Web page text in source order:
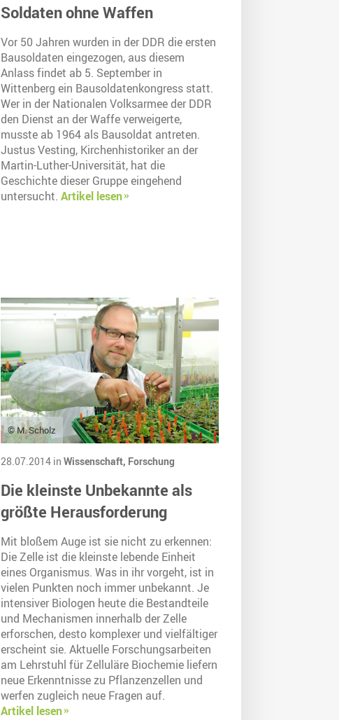
Soldaten ohne Waffen
Vor 50 Jahren wurden in der DDR die ersten
Bausoldaten eingezogen, aus diesem
Anlass findet ab 5. September in
Wittenberg ein Bausoldatenkongress statt.
Wer in der Nationalen Volksarmee der DDR
den Dienst an der Waffe verweigerte,
musste ab 1964 als Bausoldat antreten.
Justus Vesting, Kirchenhistoriker an der
Martin-Luther-Universität, hat die
Geschichte dieser Gruppe eingehend
untersucht. Artikel lesen
© M. Scholz
28.07.2014 in Wissenschaft, Forschung
Die kleinste Unbekannte als
größte Herausforderung
Mit bloßem Auge ist sie nicht zu erkennen:
Die Zelle ist die kleinste lebende Einheit
eines Organismus. Was in ihr vorgeht, ist in
vielen Punkten noch immer unbekannt. Je
intensiver Biologen heute die Bestandteile
und Mechanismen innerhalb der Zelle
erforschen, desto komplexer und vielfältiger
erscheint sie. Aktuelle Forschungsarbeiten
am Lehrstuhl für Zelluläre Biochemie liefern
neue Erkenntnisse zu Pflanzenzellen und
werfen zugleich neue Fragen auf.
Artikel lesen